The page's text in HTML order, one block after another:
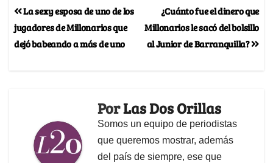
¿Cuánto fue el dinero que
Millonarios le sacó del bolsillo
al Junior de Barranquilla?
La sexy esposa de uno de los
jugadores de Millonarios que
dejó babeando a más de uno
PorLas Dos Orillas
Somos un equipo de periodistas
que queremos mostrar, además
del país de siempre, ese que